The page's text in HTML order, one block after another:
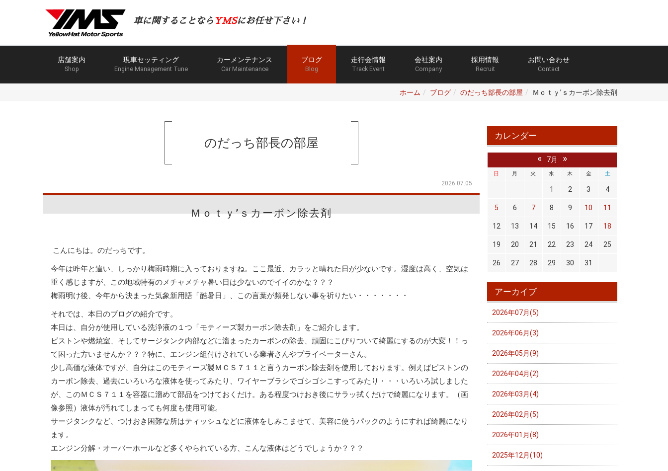
車に関することなら YMSにお任せ下さい！
店舗案内
Shop
現車セッティング
Engine Management Tune
カーメンテナンス
Car Maintenance
ブログ
Blog
走行会情報
Track Event
会社案内
Company
採用情報
Recruit
お問い合わせ
Contact
ホーム ブログ のだっち部長の部屋 Ｍｏｔｙ’ｓカーボン除去剤
のだっち部長の部屋
2026.07.05
Ｍｏｔｙ’ｓカーボン除去剤
こんにちは。のだっちです。
今年は昨年と違い、しっかり梅雨時期に入っておりますね。ここ最近、カラッと晴れた日が少ないです。湿度は高く、空気は
重く感じますが、この地域特有のメチャメチャ暑い日は少ないのでイイのかな？？？
梅雨明け後、今年から決まった気象新用語「酷暑日」、この言葉が頻発しない事を祈りたい・・・・・・・
それでは、本日のブログの紹介です。
本日は、自分が使用している洗浄液の１つ「モティーズ製カーボン除去剤」をご紹介します。
ピストンや燃焼室、そしてサージタンク内部などに溜まったカーボンの除去、頑固にこびりついて綺麗にするのが大変！！っ
て困った方いませんか？？？特に、エンジン組付けされている業者さんやプライベーターさん。
少し高価な液体ですが、自分はこのモティーズ製ＭＣＳ７１１と言うカーボン除去剤を使用しております。例えばピストンの
カーボン除去、過去にいろいろな液体を使ってみたり、ワイヤーブラシでゴシゴシこすってみたり・・・いろいろ試しました
が、このＭＣＳ７１１を容器に溜めて部品をつけておくだけ。ある程度つけおき後にサラッ拭くだけで綺麗になります。（画
像参照）液体が汚れてしまっても何度も使用可能。
サージタンクなど、つけおき困難な所はティッシュなどに液体をしみこませて、美容に使うパックのようにすれば綺麗になり
ます。
エンジン分解・オーバーホールなど多くやられている方、こんな液体はどうでしょうか？？？
カレンダー
« 7月 »
日 月 火 水 木 金 土
1 2 3 4
5 6 7 8 9 10 11
12 13 14 15 16 17 18
19 20 21 22 23 24 25
26 27 28 29 30 31
アーカイブ
2026年07月(5)
2026年06月(3)
2026年05月(9)
2026年04月(2)
2026年03月(4)
2026年02月(5)
2026年01月(8)
2025年12月(10)